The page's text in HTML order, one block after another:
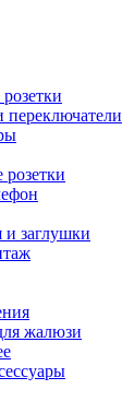
заглушки
жалюзи